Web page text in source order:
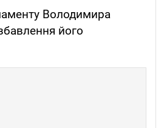
Володимира
його